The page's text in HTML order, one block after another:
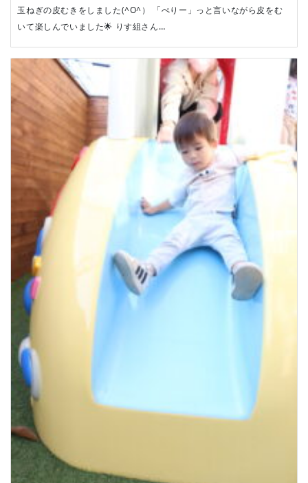
玉ねぎの皮むきをしました(^O^） 「ぺりー」っと言いながら皮をむ
いて楽しんでいました🌟 りす組さん…